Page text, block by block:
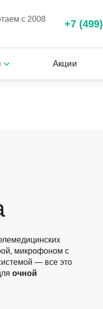
с 2008
+7
Акции
микрофоном с
— все это
очной